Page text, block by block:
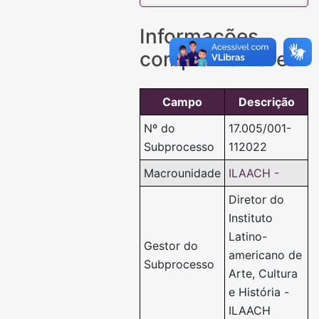
Informações
complementares
Campo
Descrição
Nº do
Subprocesso
17.005/001-
112022
Macrounidade ILAACH -
Gestor do
Subprocesso
Diretor do
Instituto
Latino-
americano de
Arte, Cultura
e História -
ILAACH